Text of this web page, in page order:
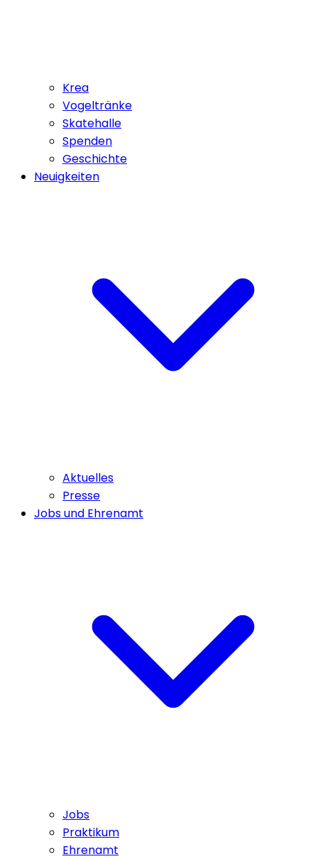
Krea
Vogeltränke
Skatehalle
Spenden
Geschichte
Neuigkeiten
Aktuelles
Presse
Jobs und Ehrenamt
Jobs
Praktikum
Ehrenamt